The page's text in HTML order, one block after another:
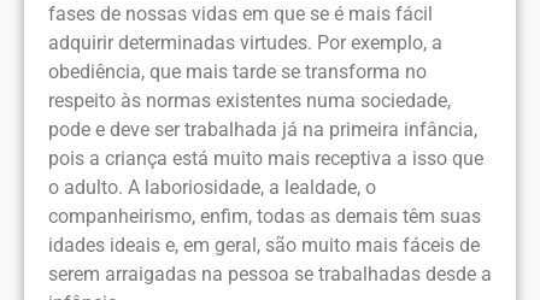
fases de nossas vidas em que se é mais fácil
adquirir determinadas virtudes. Por exemplo, a
obediência, que mais tarde se transforma no
respeito às normas existentes numa sociedade,
pode e deve ser trabalhada já na primeira infância,
pois a criança está muito mais receptiva a isso que
o adulto. A laboriosidade, a lealdade, o
companheirismo, enfim, todas as demais têm suas
idades ideais e, em geral, são muito mais fáceis de
serem arraigadas na pessoa se trabalhadas desde a